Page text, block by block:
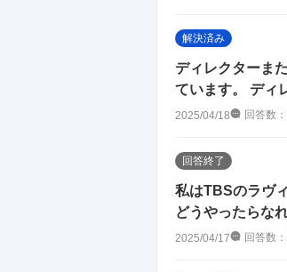
解決済み
ディレクターま
ています。 ディ
2025/04/18 回答数：
回答終了
私はTBSのラヴ
どうやったらな
2025/04/17 回答数：